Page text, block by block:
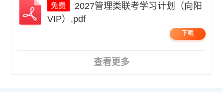
VIP）.pdf
下载
查看更多